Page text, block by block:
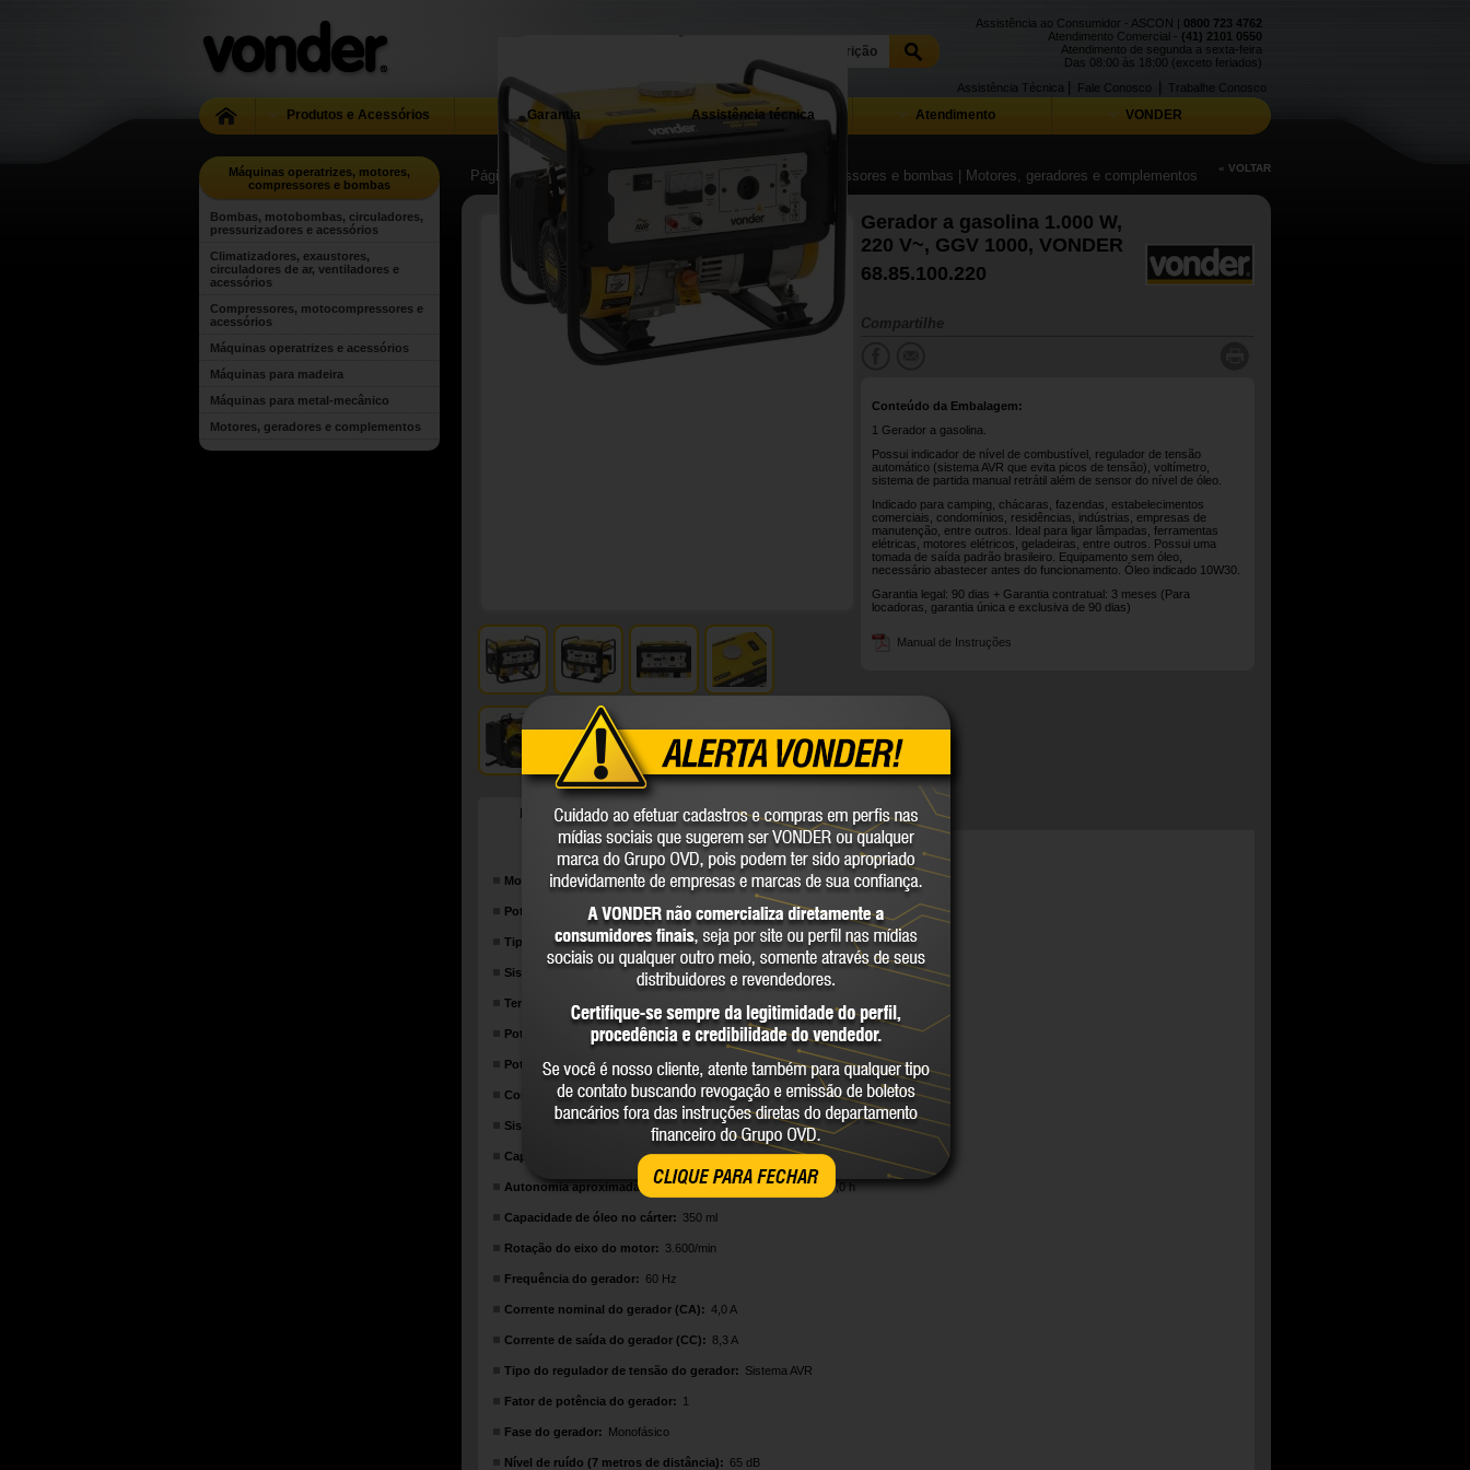
CLIQUE PARA FECHAR
Assistência ao Consumidor - ASCON | 0800 723 4762
Atendimento Comercial - (41) 2101 0550
Atendimento de segunda a sexta-feira
Das 08:00 às 18:00 (exceto feriados)
Trabalhe Conosco
Fale Conosco
Assistência Técnica
Produtos e Acessórios Garantia Assistência técnica Atendimento VONDER
Máquinas operatrizes, motores,
compressores e bombas
Bombas, motobombas, circuladores,
pressurizadores e acessórios
Climatizadores, exaustores,
circuladores de ar, ventiladores e
acessórios
Compressores, motocompressores e
acessórios
Máquinas operatrizes e acessórios
Máquinas para madeira
Máquinas para metal-mecânico
Motores, geradores e complementos
Página Inicial | ... | Máquinas operatrizes, motores, compressores e bombas | Motores, geradores e complementos « VOLTAR
Gerador a gasolina 1.000 W,
220 V~, GGV 1000, VONDER
68.85.100.220
Compartilhe
Conteúdo da Embalagem:
1 Gerador a gasolina.
Possui indicador de nível de combustível, regulador de tensão
automático (sistema AVR que evita picos de tensão), voltímetro,
sistema de partida manual retrátil além de sensor do nível de óleo.
Indicado para camping, chácaras, fazendas, estabelecimentos
comerciais, condomínios, residências, indústrias, empresas de
manutenção, entre outros. Ideal para ligar lâmpadas, ferramentas
elétricas, motores elétricos, geladeiras, entre outros. Possui uma
tomada de saída padrão brasileiro. Equipamento sem óleo,
necessário abastecer antes do funcionamento. Óleo indicado 10W30.
Garantia legal: 90 dias + Garantia contratual: 3 meses (Para
locadoras, garantia única e exclusiva de 90 dias)
Manual de Instruções
DETALHES TÉCNICOS
Modelo: GGV 1000
Potência: 3,0 hp
Tipo do motor: Monocilíndrico - OHV - 4 tempos
Sistema de partida do motor: Manual/Retrátil
Tensão de saída: 12 V - 220 V~
Potência máxima de saída do gerador: 1,0 kVA (1.000 W)
Potência nominal de saída do gerador: 0,9 kVA (900 W)
Combustível: Gasolina comum
Sistema de ignição: Transistorizado magneto
Capacidade do tanque de combustível do gerador: 5 litros
Autonomia aproximada do gerador (potência nominal): 7,0 h
Capacidade de óleo no cárter: 350 ml
Rotação do eixo do motor: 3.600/min
Frequência do gerador: 60 Hz
Corrente nominal do gerador (CA): 4,0 A
Corrente de saída do gerador (CC): 8,3 A
Tipo do regulador de tensão do gerador: Sistema AVR
Fator de potência do gerador: 1
Fase do gerador: Monofásico
Nível de ruído (7 metros de distância): 65 dB